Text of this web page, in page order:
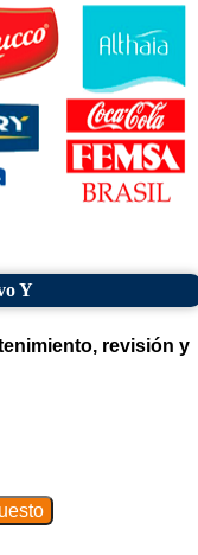
Y
revisión y